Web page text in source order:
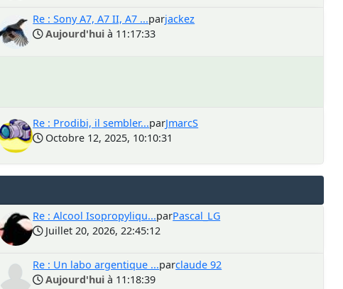
Re : Sony A7, A7 II, A7 ...parjackez
Aujourd'hui à 11:17:33
Re : Prodibi, il sembler...parJmarcS
Octobre 12, 2025, 10:10:31
Re : Alcool Isopropyliqu...parPascal_LG
Juillet 20, 2026, 22:45:12
Re : Un labo argentique ...parclaude 92
Aujourd'hui à 11:18:39